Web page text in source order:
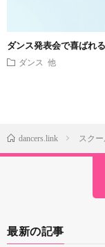
ダンス発表会で喜ばれ
ダンス 他
dancers.link スク
最新の記事